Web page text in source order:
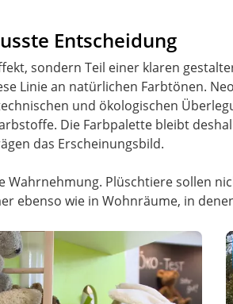
Entscheidung
sondern Teil einer klaren
Linie an natürlichen Farbtönen.
und ökologischen
Die Farbpalette bleibt
das Erscheinungsbild.
Wahrnehmung. Plüschtiere sollen
ebenso wie in Wohnräume, in